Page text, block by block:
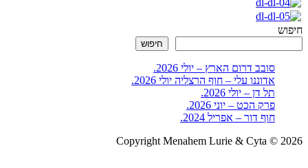
חיפוש
חיפוש
סובב דרום הארץ – יולי 2026.
אדוננו עלי – חוף הרצליה יולי 2026.
תל דן – יולי 2026.
פרק הכט – יוני 2026.
חוף דור – אפריל 2024.
Copyright Menahem Lurie & Cyta © 2026